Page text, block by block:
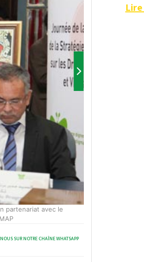
SUR NOTRE CHAÎNE WHATSAPP